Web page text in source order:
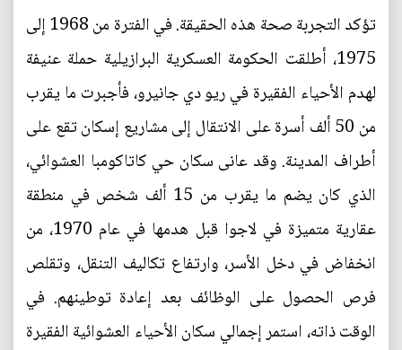
تؤكد التجربة صحة هذه الحقيقة. في الفترة من 1968 إلى
1975، أطلقت الحكومة العسكرية البرازيلية حملة عنيفة
لهدم الأحياء الفقيرة في ريو دي جانيرو، فأجبرت ما يقرب
من 50 ألف أسرة على الانتقال إلى مشاريع إسكان تقع على
أطراف المدينة. وقد عانى سكان حي كاتاكومبا العشوائي،
الذي كان يضم ما يقرب من 15 ألف شخص في منطقة
عقارية متميزة في لاجوا قبل هدمها في عام 1970، من
انخفاض في دخل الأسر، وارتفاع تكاليف التنقل، وتقلص
فرص الحصول على الوظائف بعد إعادة توطينهم. في
الوقت ذاته، استمر إجمالي سكان الأحياء العشوائية الفقيرة